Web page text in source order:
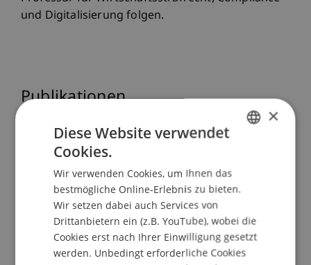
und Digitalisierung folgen.
Publikationen
Beitrag in wissenschaftlicher
Fachzeitschrift (74)
Monografie (9)
Herausgegebener Sammelband (9)
×
Diese Website verwendet
Cookies.
Wir verwenden Cookies, um Ihnen das
bestmögliche Online-Erlebnis zu bieten.
Wir setzen dabei auch Services von
Drittanbietern ein (z.B. YouTube), wobei die
Cookies erst nach Ihrer Einwilligung gesetzt
werden. Unbedingt erforderliche Cookies